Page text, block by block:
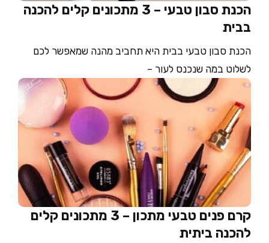
הכנת סבון טבעי – 3 מתכונים קלים להכנה
בבית
הכנת סבון טבעי בבית היא תחביב מהנה שמאפשר לכם
לשלוט במה שנכנס לעור –
קרם פנים טבעי מתכון – 3 מתכונים קלים
להכנה ביתית